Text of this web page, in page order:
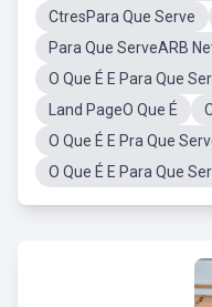
CtresPara Que Serve
Para Que ServeARB
O Que É E Para Que
Land PageO Que É
O Que É E Pra Que
O Que É E Para Que